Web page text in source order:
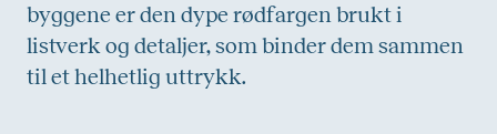
byggene er den dype rødfargen brukt i
listverk og detaljer, som binder dem sammen
til et helhetlig uttrykk.